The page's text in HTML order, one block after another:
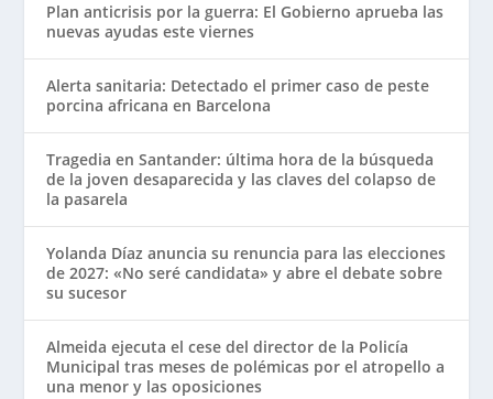
Plan anticrisis por la guerra: El Gobierno aprueba las
nuevas ayudas este viernes
Alerta sanitaria: Detectado el primer caso de peste
porcina africana en Barcelona
Tragedia en Santander: última hora de la búsqueda
de la joven desaparecida y las claves del colapso de
la pasarela
Yolanda Díaz anuncia su renuncia para las elecciones
de 2027: «No seré candidata» y abre el debate sobre
su sucesor
Almeida ejecuta el cese del director de la Policía
Municipal tras meses de polémicas por el atropello a
una menor y las oposiciones